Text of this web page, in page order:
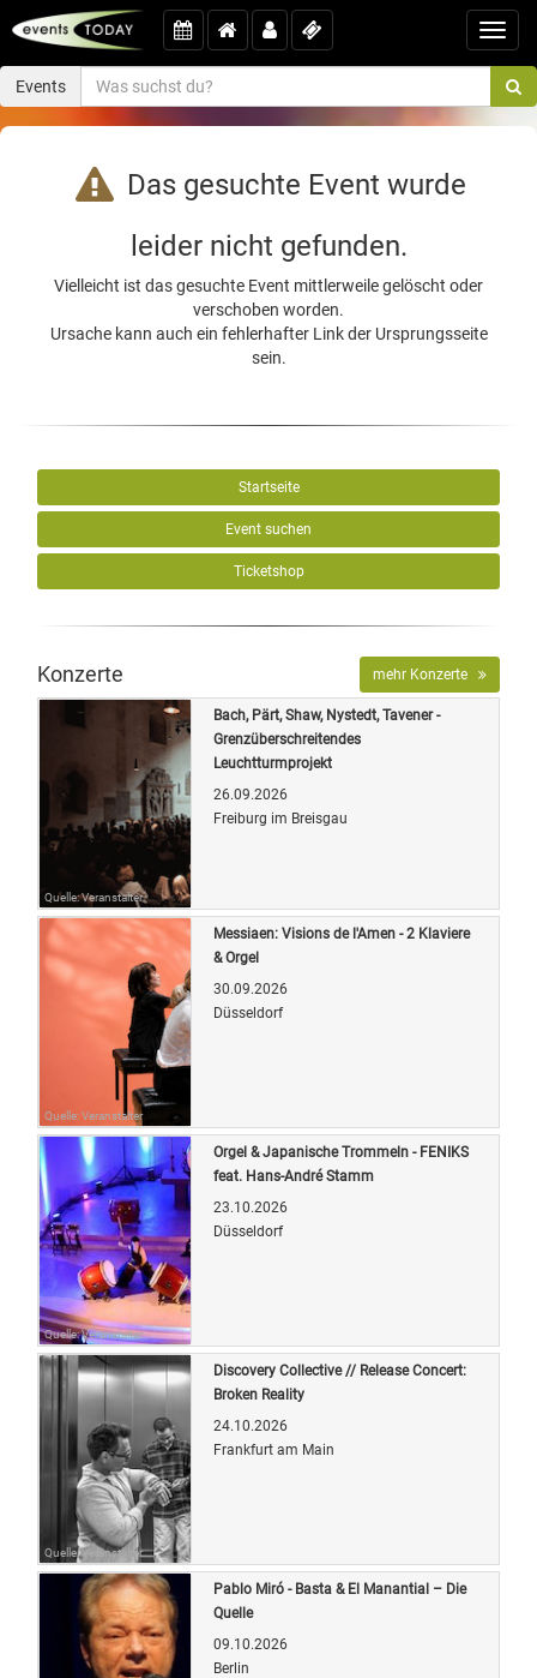
Events
Das gesuchte Event wurde
leider nicht gefunden.
Vielleicht ist das gesuchte Event mittlerweile gelöscht oder
verschoben worden.
Ursache kann auch ein fehlerhafter Link der Ursprungsseite
sein.
Startseite
Event suchen
Ticketshop
Konzerte mehr Konzerte
Quelle: Veranstalter
Bach, Pärt, Shaw, Nystedt, Tavener -
Grenzüberschreitendes
Leuchtturmprojekt
26.09.2026
Freiburg im Breisgau
Quelle: Veranstalter
Messiaen: Visions de l'Amen - 2 Klaviere
& Orgel
30.09.2026
Düsseldorf
Quelle: Veranstalter
Orgel & Japanische Trommeln - FENIKS
feat. Hans-André Stamm
23.10.2026
Düsseldorf
Quelle: Veranstalter
Discovery Collective // Release Concert:
Broken Reality
24.10.2026
Frankfurt am Main
Pablo Miró - Basta & El Manantial – Die
Quelle
09.10.2026
Berlin